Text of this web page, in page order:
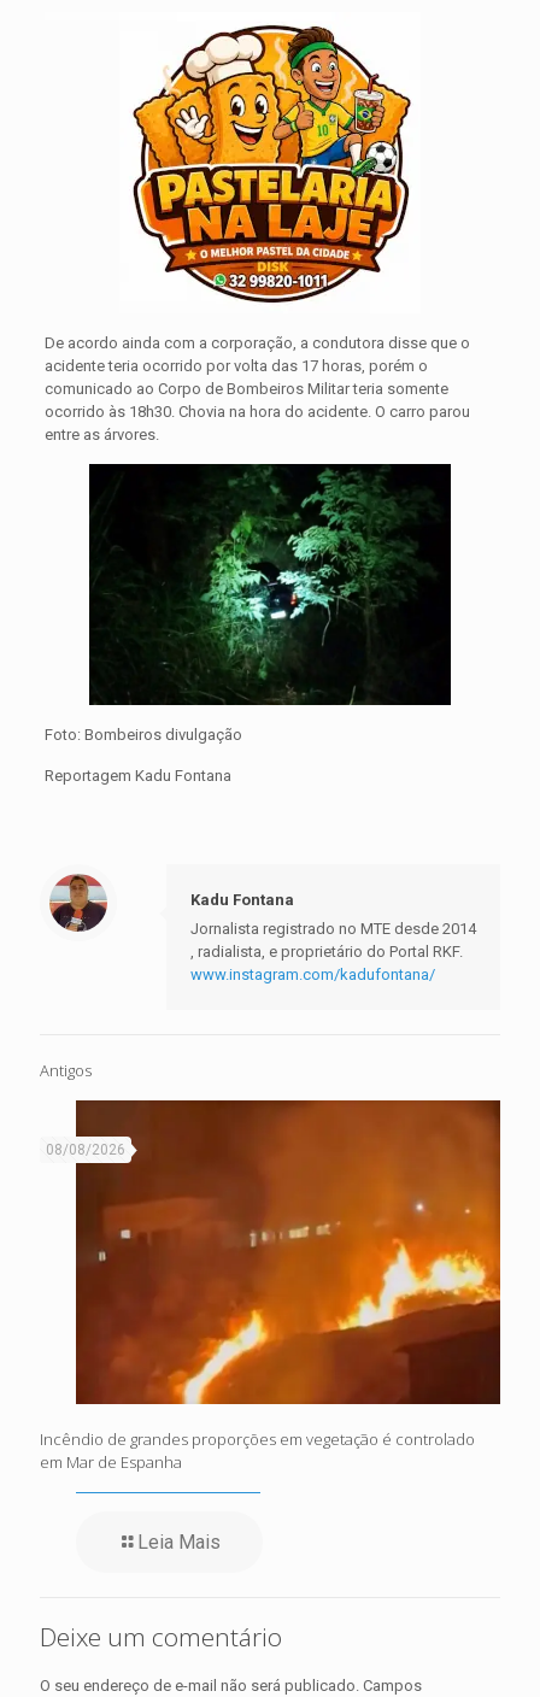
De acordo ainda com a corporação, a condutora disse que o
acidente teria ocorrido por volta das 17 horas, porém o
comunicado ao Corpo de Bombeiros Militar teria somente
ocorrido às 18h30. Chovia na hora do acidente. O carro parou
entre as árvores.
Foto: Bombeiros divulgação
Reportagem Kadu Fontana
Kadu Fontana
Jornalista registrado no MTE desde 2014
, radialista, e proprietário do Portal RKF.
www.instagram.com/kadufontana/
Antigos
08/08/2026
Incêndio de grandes proporções em vegetação é controlado
em Mar de Espanha
Leia Mais
Deixe um comentário
O seu endereço de e-mail não será publicado. Campos